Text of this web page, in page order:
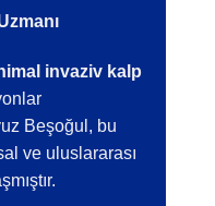
invaziv kalp
Beşoğul, bu
ve uluslararası